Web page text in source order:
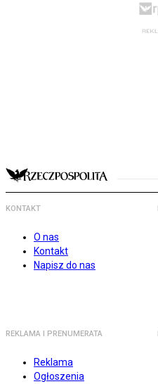
KONTAKT
O nas
Kontakt
Napisz do nas
REKLAMA I PRENUMERATA
Reklama
Ogłoszenia